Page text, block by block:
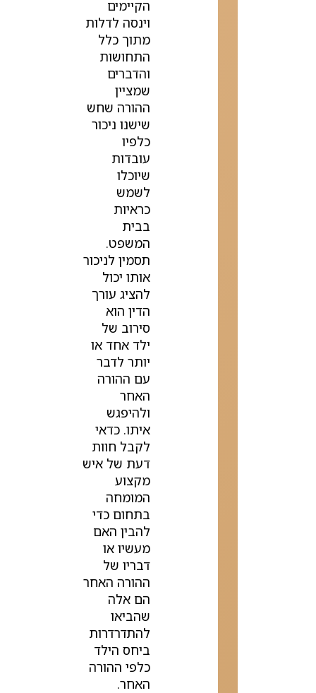
הקיימים
וינסה לדלות
מתוך כלל
התחושות
והדברים
שמציין
ההורה שחש
שישנו ניכור
כלפיו
עובדות
שיוכלו
לשמש
כראיות
בבית
המשפט.
תסמין לניכור
אותו יכול
להציג עורך
הדין הוא
סירוב של
ילד אחד או
יותר לדבר
עם ההורה
האחר
ולהיפגש
איתו. כדאי
לקבל חוות
דעת של איש
מקצוע
המומחה
בתחום כדי
להבין האם
מעשיו או
דבריו של
ההורה האחר
הם אלה
שהביאו
להתדרדרות
ביחס הילד
כלפי ההורה
האחר.